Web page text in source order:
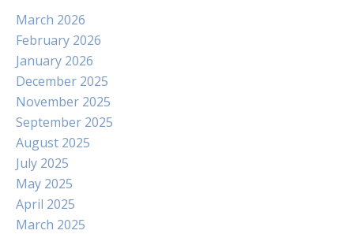
March 2026
February 2026
January 2026
December 2025
November 2025
September 2025
August 2025
July 2025
May 2025
April 2025
March 2025